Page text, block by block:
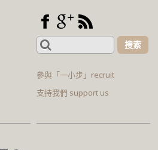
Search
for:
參與「一小步」recruit
支持我們 support us